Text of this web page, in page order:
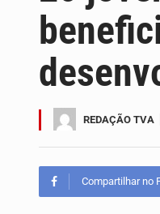
O
REDAÇÃO TVA
Compartilhar no